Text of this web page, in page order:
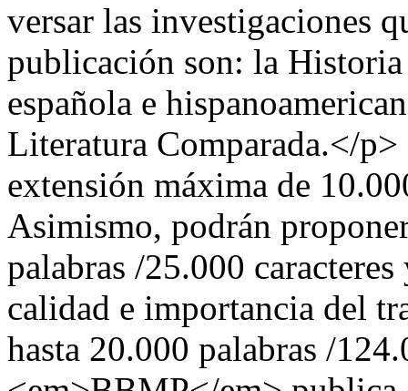
versar las investigaciones
publicación son: la
española e
Literatura Comparada.</
extensión máxima de
Asimismo, podrán
palabras /25.000
calidad e importancia del
hasta 20.000 palabras /